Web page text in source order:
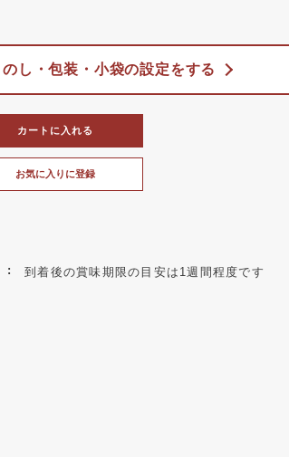
のし・包装・小袋の設定をする
お気に入りに登録
カートに入れる
到着後の賞味期限の目安は1週間程度です